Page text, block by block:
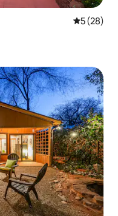
レビュー
5 (28)